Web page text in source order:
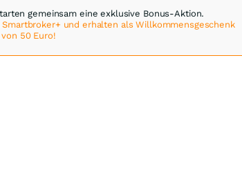
gemeinsam eine exklusive Bonus-Aktion.
und erhalten als Willkommensgeschenk
50 Euro!